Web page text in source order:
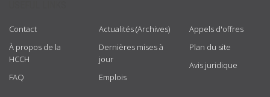
Contact
À propos de la
HCCH
FAQ
Actualités (Archives)
Dernières mises à
jour
Emplois
Appels d'offres
Plan du site
Avis juridique